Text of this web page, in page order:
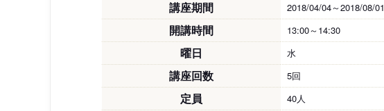
講座期間
2018/04/04～2018/08/01
開講時間 13:00～14:30
曜日 水
講座回数 5回
定員 40人